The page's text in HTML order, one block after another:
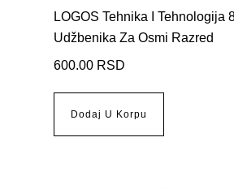
LOGOS Tehnika I Tehnologija
Udžbenika Za Osmi Razred
600.00 RSD
Dodaj U Korpu